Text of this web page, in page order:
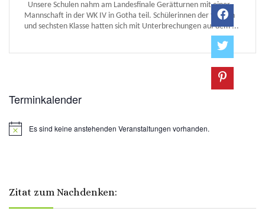
Unsere Schulen nahm am Landesfinale Gerätturnen mit einer
Mannschaft in der WK IV in Gotha teil. Schülerinnen der fünften
und sechsten Klasse hatten sich mit Unterbrechungen auf dem ...
Terminkalender
HinweisEs sind keine anstehenden Veranstaltungen vorhanden.
Zitat zum Nachdenken: